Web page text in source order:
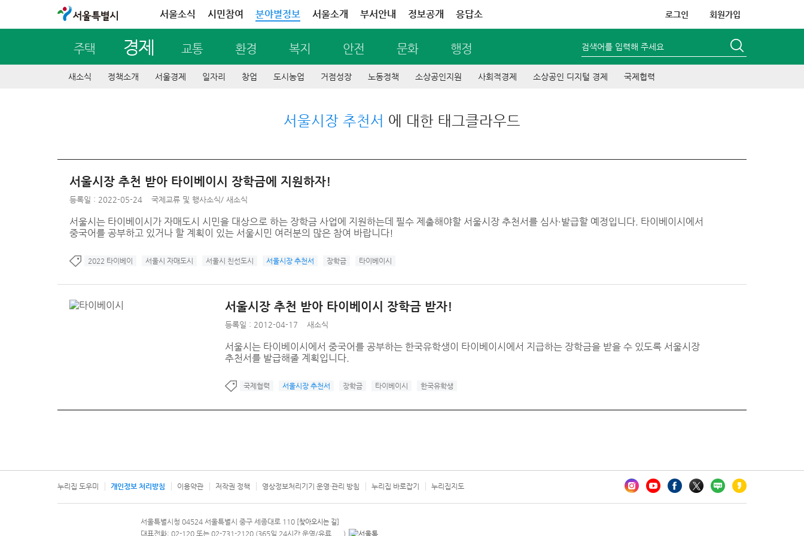
서울특별시 서울소식 시민참여 분야별정보 서울소개 부서안내 정보공개 응답소 로그인 회원가입
주택 경제 교통 환경 복지 안전 문화 행정 검색어를 입력해 주세요
새소식 정책소개 서울경제 일자리 창업 도시농업 거점성장 노동정책 소상공인지원 사회적경제 소상공인 디지털 경제 국제협력
서울시장 추천서 에 대한 태그클라우드
서울시장 추천 받아 타이베이시 장학금에 지원하자!
등록일 : 2022-05-24 국제교류 및 행사소식/ 새소식
서울시는 타이베이시가 자매도시 시민을 대상으로 하는 장학금 사업에 지원하는데 필수 제출해야할 서울시장 추천서를 심사·발급할 예정입니다. 타이베이시에서
중국어를 공부하고 있거나 할 계획이 있는 서울시민 여러분의 많은 참여 바랍니다!
2022 타이베이 서울시 자매도시 서울시 친선도시 서울시장 추천서 장학금 타이베이시
서울시장 추천 받아 타이베이시 장학금 받자!
등록일 : 2012-04-17 새소식
서울시는 타이베이시에서 중국어를 공부하는 한국유학생이 타이베이시에서 지급하는 장학금을 받을 수 있도록 서울시장
추천서를 발급해줄 계획입니다.
국제협력 서울시장 추천서 장학금 타이베이시 한국유학생
누리집 도우미 개인정보 처리방침 이용약관 저작권 정책 영상정보처리기기 운영·관리 방침 누리집 바로잡기 누리집지도
문의 전화번호 120, 120 다산콜재단
서울특별시청 04524 서울특별시 중구 세종대로 110 [찾아오시는 길]
대표전화: 02-120 또는 02-731-2120 (365일 24시간 운영/유료 )